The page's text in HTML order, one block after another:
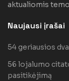
aktualiomis
Naujausi įrašai
54 geriausios
56 lojalumo
pasitikėjimą